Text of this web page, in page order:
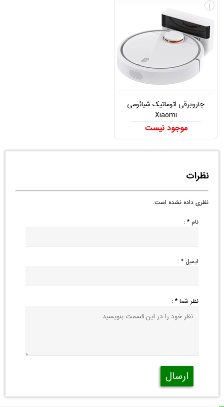
جاروبرقی اتوماتیک شیائومی
Xiaomi
موجود نیست
i
نظرات
نظری داده نشده است.
نام * :
ایمیل * :
نظر شما * :
ارسال